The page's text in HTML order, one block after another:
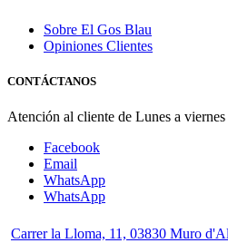
Sobre El Gos Blau
Opiniones Clientes
CONTÁCTANOS
Atención al cliente de Lunes a
Facebook
Email
WhatsApp
WhatsApp
Carrer la Lloma, 11, 03830 Muro